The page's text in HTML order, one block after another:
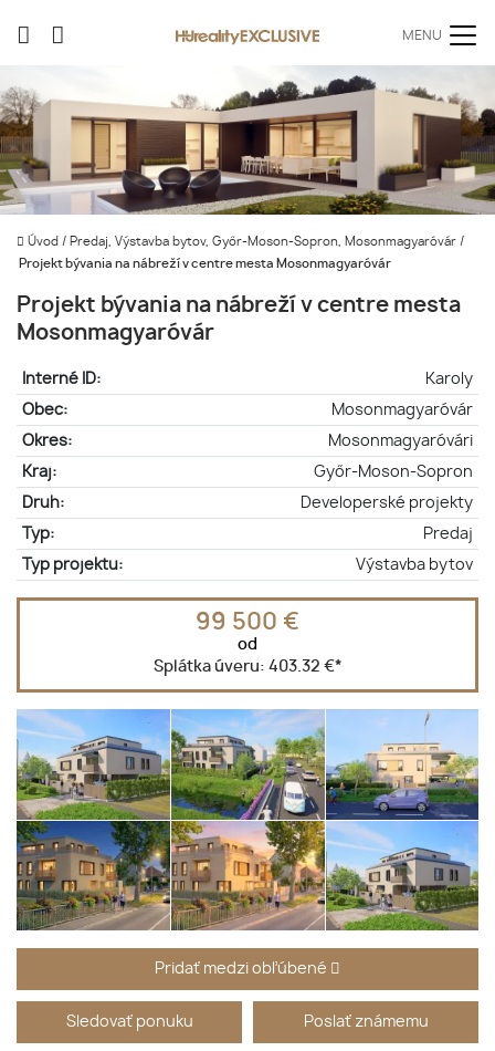
MENU
Úvod / Predaj, Výstavba bytov, Győr-Moson-Sopron, Mosonmagyaróvár /
Projekt bývania na nábreží v centre mesta Mosonmagyaróvár
Projekt bývania na nábreží v centre mesta
Mosonmagyaróvár
Interné ID:
Karoly
Obec:
Mosonmagyaróvár
Okres:
Mosonmagyaróvári
Kraj:
Győr-Moson-Sopron
Druh:
Developerské projekty
Typ:
Predaj
Typ projektu:
Výstavba bytov
99 500 €
od
Splátka úveru: 403.32 €*
Pridať medzi obľúbené
Sledovať ponuku Poslať známemu